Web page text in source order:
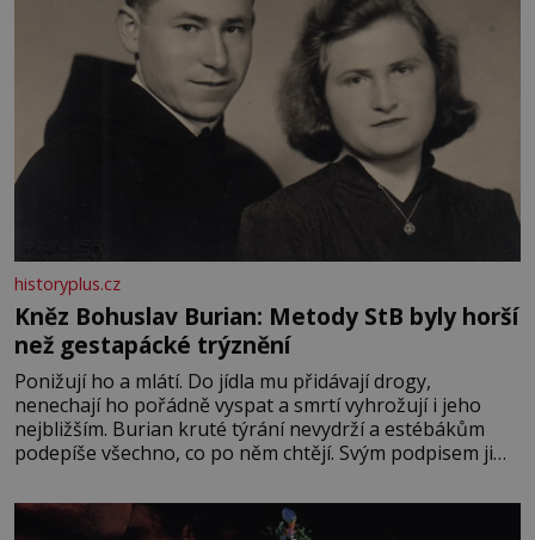
historyplus.cz
Kněz Bohuslav Burian: Metody StB byly horší
než gestapácké trýznění
Ponižují ho a mlátí. Do jídla mu přidávají drogy,
nenechají ho pořádně vyspat a smrtí vyhrožují i jeho
nejbližším. Burian kruté týrání nevydrží a estébákům
podepíše všechno, co po něm chtějí. Svým podpisem jim
fyzický ani psychický nátlak. Syn brněnského řezníka
chce být knězem a